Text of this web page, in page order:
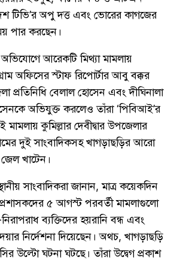
টিভি’র অপু দত্ত এবং ভোরের কাগজের
পার করছেন।
অভিযোগে আরেকটি মিথ্যা মামলায়
অফিসের স্টাফ রিপোর্টার আবু বক্কর
প্রতিনিধি বেলাল হোসেন এবং দীঘিনালা
অভিযুক্ত করলেও তাঁরা ‘পিবিআই’র
মামলায় কুমিল্লার দেবীদ্বার উপজেলার
দুই সাংবাদিকসহ খাগড়াছড়ির আরো
খাটেন।
সাংবাদিকরা জানান, মাত্র কয়েকদিন
প্রশাসকদের ৫ আগস্ট পরবর্তী মামলাগুলো
ব্যক্তিদের হয়রানি বন্ধ এবং
নির্দেশনা দিয়েছেন। অথচ, খাগড়াছড়ি
উল্টো ঘটনা ঘটছে। তাঁরা উদ্বেগ প্রকাশ